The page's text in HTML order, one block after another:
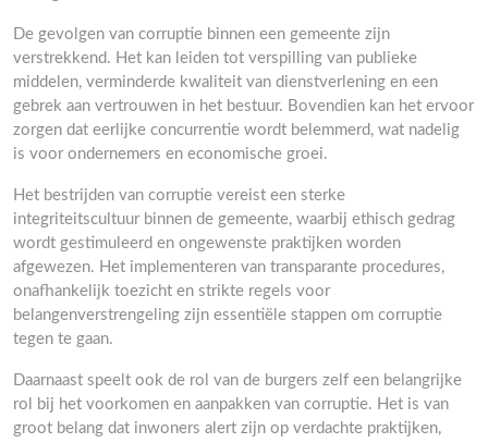
De gevolgen van corruptie binnen een gemeente zijn
verstrekkend. Het kan leiden tot verspilling van publieke
middelen, verminderde kwaliteit van dienstverlening en een
gebrek aan vertrouwen in het bestuur. Bovendien kan het ervoor
zorgen dat eerlijke concurrentie wordt belemmerd, wat nadelig
is voor ondernemers en economische groei.
Het bestrijden van corruptie vereist een sterke
integriteitscultuur binnen de gemeente, waarbij ethisch gedrag
wordt gestimuleerd en ongewenste praktijken worden
afgewezen. Het implementeren van transparante procedures,
onafhankelijk toezicht en strikte regels voor
belangenverstrengeling zijn essentiële stappen om corruptie
tegen te gaan.
Daarnaast speelt ook de rol van de burgers zelf een belangrijke
rol bij het voorkomen en aanpakken van corruptie. Het is van
groot belang dat inwoners alert zijn op verdachte praktijken,